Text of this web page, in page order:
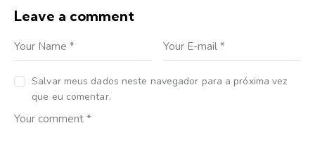
Leave a comment
Salvar meus dados neste navegador para a próxima vez
que eu comentar.